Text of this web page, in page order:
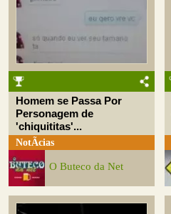
Homem se Passa Por
Personagem de
'chiquititas'...
NotÃ­cias
O Buteco da Net